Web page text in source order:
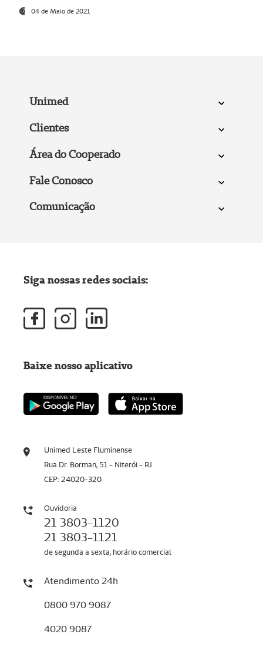
04 de Maio de 2021
Unimed
Clientes
Área do Cooperado
Fale Conosco
Comunicação
Unimed Leste Fluminense
Rua Dr. Borman, 51 - Niterói - RJ
CEP: 24020-320
Ouvidoria
21 3803-1120
21 3803-1121
de segunda a sexta, horário comercial
Atendimento 24h
0800 970 9087
4020 9087
Siga nossas redes sociais:
Baixe nosso aplicativo